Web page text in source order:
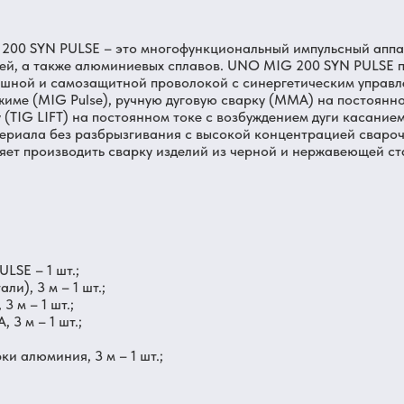
SYN PULSE – это многофункциональный импульсный
а также алюминиевых сплавов. UNO MIG 200 SYN PULSE
и самозащитной проволокой с синергетическим
(MIG Pulse), ручную дуговую сварку (ММА) на
LIFТ) на постоянном токе с возбуждением дуги
без разбрызгивания с высокой концентрацией
производить сварку изделий из черной и нержавеющей
– 1 шт.;
3 м – 1 шт.;
м – 1 шт.;
3 м – 1 шт.;
алюминия, 3 м – 1 шт.;